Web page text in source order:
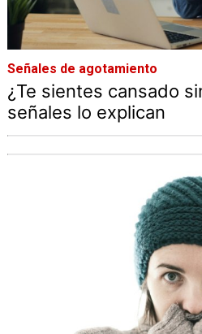
Señales de agotamiento
¿Te sientes cansado
señales lo explican